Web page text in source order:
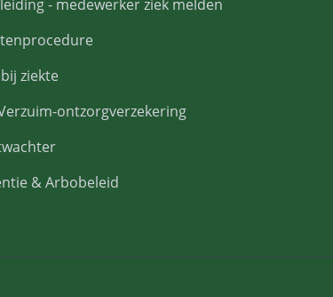
- medewerker ziek melden
ziekte
ontzorgverzekering
& Arbobeleid